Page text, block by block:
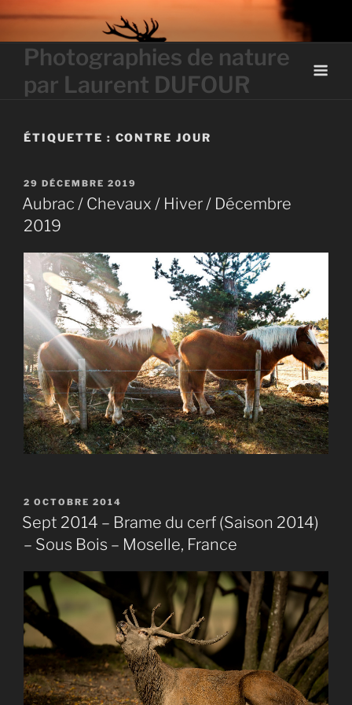
contentPhotographies de nature
par Laurent DUFOUR
ÉTIQUETTE : CONTRE JOUR
PUBLIÉ
LE
29 DÉCEMBRE 2019
Aubrac / Chevaux / Hiver / Décembre
2019
PUBLIÉ
LE
2 OCTOBRE 2014
Sept 2014 – Brame du cerf (Saison 2014)
– Sous Bois – Moselle, France